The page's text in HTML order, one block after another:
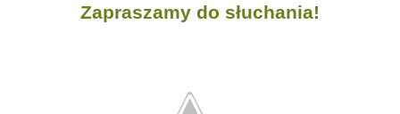
Zapraszamy do słuchania!